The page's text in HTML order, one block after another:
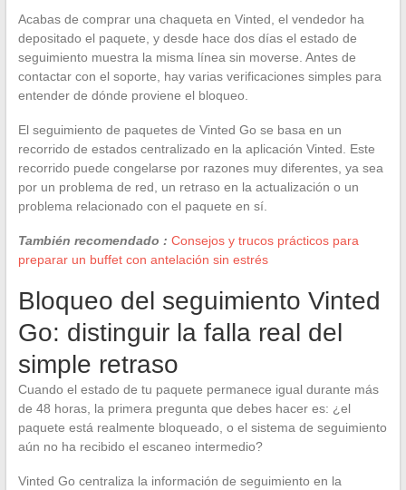
Acabas de comprar una chaqueta en Vinted, el vendedor ha
depositado el paquete, y desde hace dos días el estado de
seguimiento muestra la misma línea sin moverse. Antes de
contactar con el soporte, hay varias verificaciones simples para
entender de dónde proviene el bloqueo.
El seguimiento de paquetes de Vinted Go se basa en un
recorrido de estados centralizado en la aplicación Vinted. Este
recorrido puede congelarse por razones muy diferentes, ya sea
por un problema de red, un retraso en la actualización o un
problema relacionado con el paquete en sí.
También recomendado : Consejos y trucos prácticos para
preparar un buffet con antelación sin estrés
Bloqueo del seguimiento Vinted
Go: distinguir la falla real del
simple retraso
Cuando el estado de tu paquete permanece igual durante más
de 48 horas, la primera pregunta que debes hacer es: ¿el
paquete está realmente bloqueado, o el sistema de seguimiento
aún no ha recibido el escaneo intermedio?
Vinted Go centraliza la información de seguimiento en la